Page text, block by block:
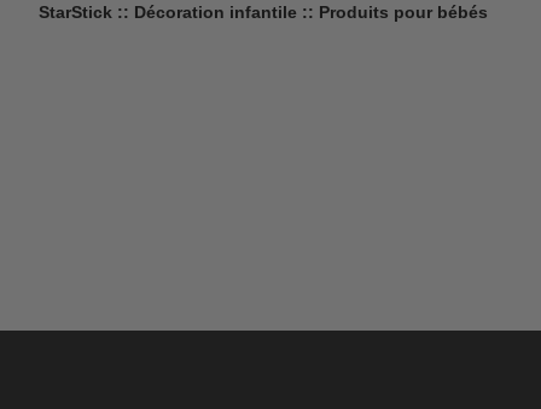
StarStick :: Décoration infantile :: Produits pour bébés